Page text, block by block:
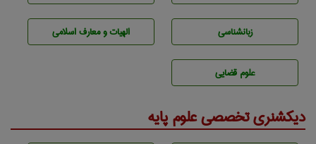
زبانشناسی الهیات و معارف اسلامی
علوم قضایی
دیکشنری تخصصی علوم پایه